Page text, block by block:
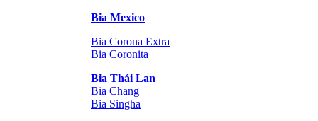
Bia Mexico
Bia Corona Extra
Bia Coronita
Bia Thái Lan
Bia Chang
Bia Singha